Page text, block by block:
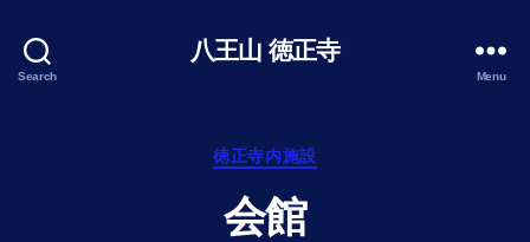
Search
八王山 徳正寺
Menu
Categories
徳正寺内施設
会館